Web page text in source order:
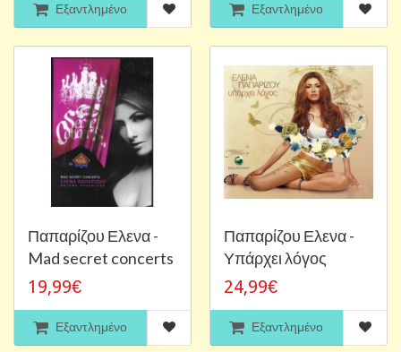
Εξαντλημένο Εξαντλημένο
Παπαρίζου Ελενα -
Mad secret concerts
19,99€
Εξαντλημένο
Παπαρίζου Ελενα -
Υπάρχει λόγος
24,99€
Εξαντλημένο